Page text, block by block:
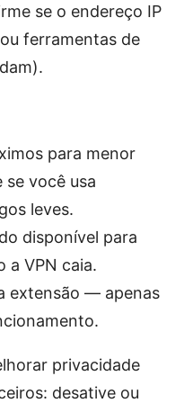
se o endereço IP
ferramentas de
para menor
se você usa
leves.
disponível para
a VPN caia.
extensão — apenas
privacidade
desative ou